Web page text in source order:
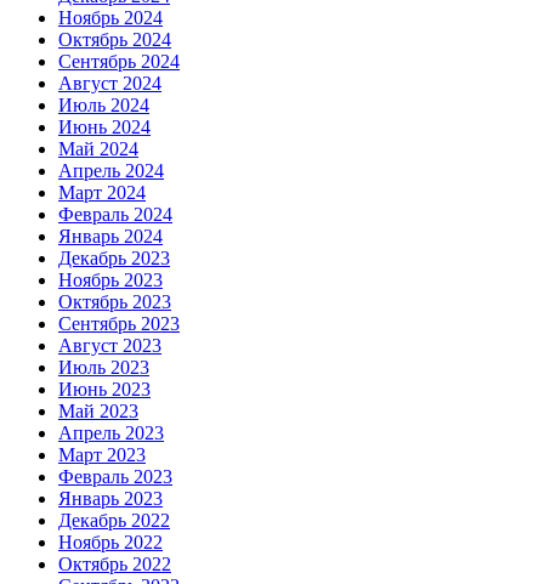
Ноябрь 2024
Октябрь 2024
Сентябрь 2024
Август 2024
Июль 2024
Июнь 2024
Май 2024
Апрель 2024
Март 2024
Февраль 2024
Январь 2024
Декабрь 2023
Ноябрь 2023
Октябрь 2023
Сентябрь 2023
Август 2023
Июль 2023
Июнь 2023
Май 2023
Апрель 2023
Март 2023
Февраль 2023
Январь 2023
Декабрь 2022
Ноябрь 2022
Октябрь 2022